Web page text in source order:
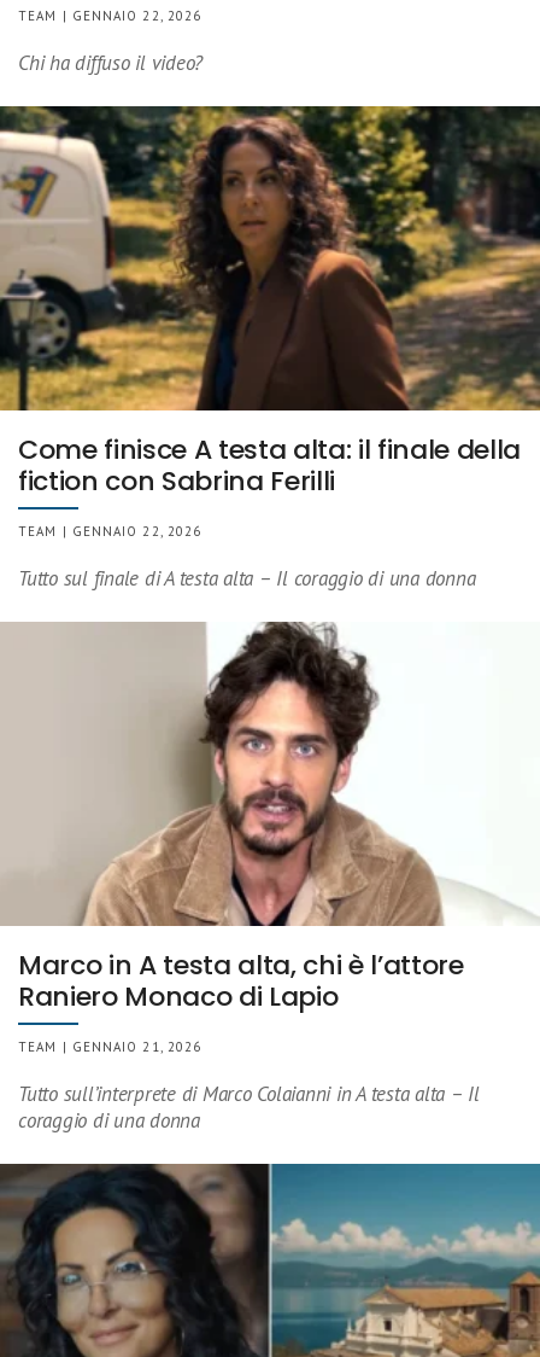
TEAM | GENNAIO 22, 2026
Chi ha diffuso il video?
Come finisce A testa alta: il finale della
fiction con Sabrina Ferilli
TEAM | GENNAIO 22, 2026
Tutto sul finale di A testa alta – Il coraggio di una donna
Marco in A testa alta, chi è l’attore
Raniero Monaco di Lapio
TEAM | GENNAIO 21, 2026
Tutto sull’interprete di Marco Colaianni in A testa alta – Il
coraggio di una donna